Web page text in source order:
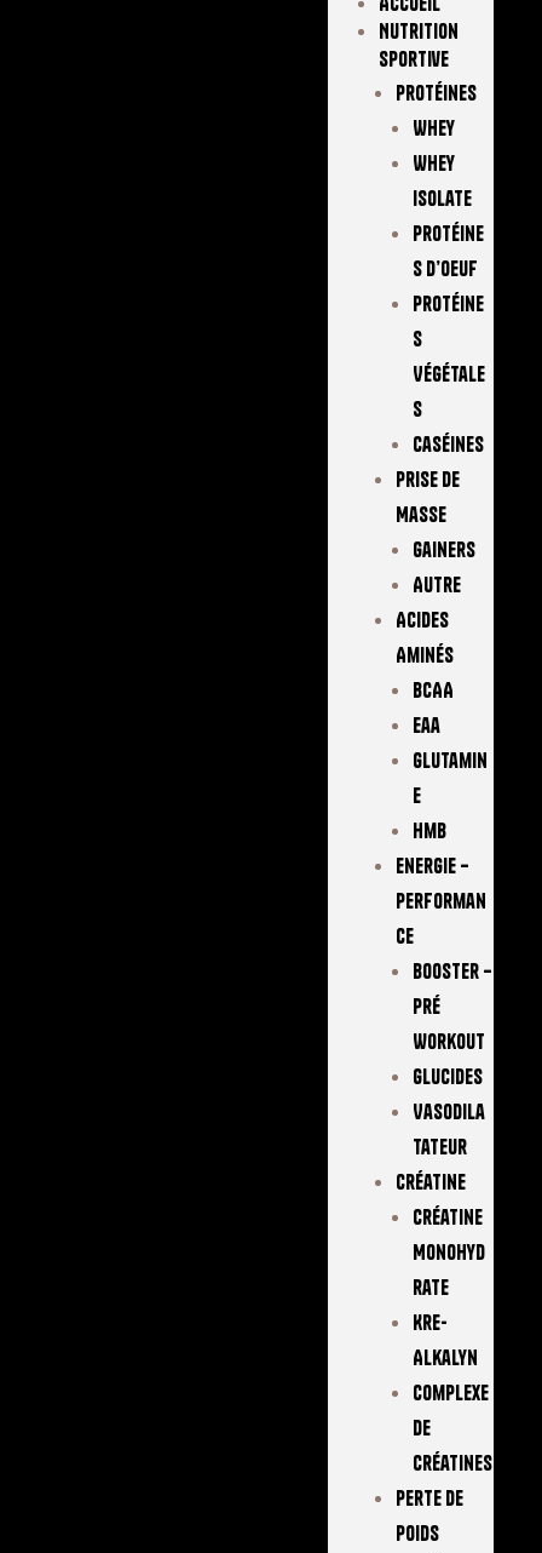
Nutrition
Sportive
Protéines
Whey
Whey
Isolate
Protéine
S D’oeuf
Protéine
S
Végétale
S
Caséines
Prise De
Masse
Gainers
Autre
Acides
Aminés
BCAA
Eaa
Glutamin
E
Hmb
Energie –
Performan
Ce
Booster –
Pré
Workout
Glucides
Vasodila
Tateur
Créatine
Créatine
Monohyd
Rate
Kre-
Alkalyn
Complexe
De
Créatines
Perte De
Poids